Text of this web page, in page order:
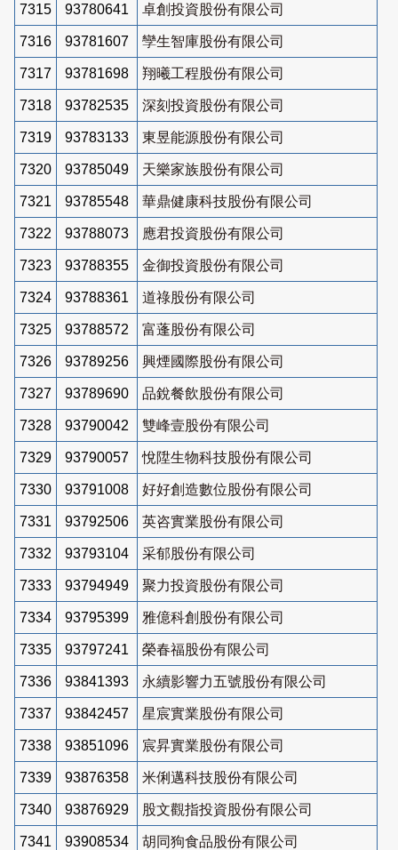
7315 93780641 卓創投資股份有限公司
7316 93781607 孿生智庫股份有限公司
7317 93781698 翔曦工程股份有限公司
7318 93782535 深刻投資股份有限公司
7319 93783133 東昱能源股份有限公司
7320 93785049 天樂家族股份有限公司
7321 93785548 華鼎健康科技股份有限公司
7322 93788073 應君投資股份有限公司
7323 93788355 金御投資股份有限公司
7324 93788361 道祿股份有限公司
7325 93788572 富蓬股份有限公司
7326 93789256 興煙國際股份有限公司
7327 93789690 品銳餐飲股份有限公司
7328 93790042 雙峰壹股份有限公司
7329 93790057 悅陞生物科技股份有限公司
7330 93791008 好好創造數位股份有限公司
7331 93792506 英咨實業股份有限公司
7332 93793104 采郁股份有限公司
7333 93794949 聚力投資股份有限公司
7334 93795399 雅億科創股份有限公司
7335 93797241 榮春福股份有限公司
7336 93841393 永續影響力五號股份有限公司
7337 93842457 星宸實業股份有限公司
7338 93851096 宸昇實業股份有限公司
7339 93876358 米俐邁科技股份有限公司
7340 93876929 股文觀指投資股份有限公司
7341 93908534 胡同狗食品股份有限公司